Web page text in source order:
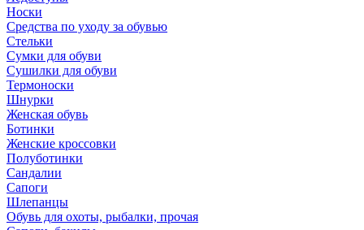
Носки
Средства по уходу за обувью
Стельки
Сумки для обуви
Сушилки для обуви
Термоноски
Шнурки
Женская обувь
Ботинки
Женские кроссовки
Полуботинки
Сандалии
Сапоги
Шлепанцы
Обувь для охоты, рыбалки, прочая